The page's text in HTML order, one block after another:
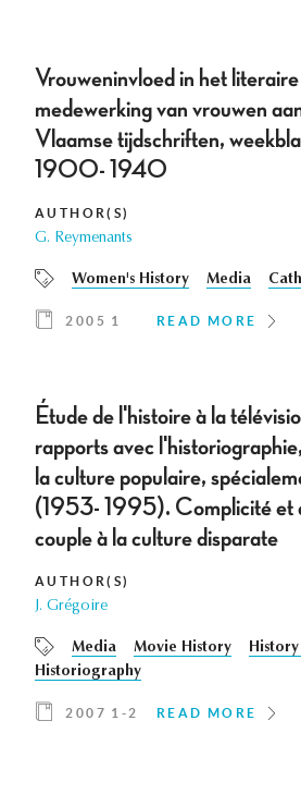
Vrouweninvloed in het
medewerking van vrouwen
Vlaamse tijdschriften,
1900- 1940
AUTHOR(S)
G. Reymenants
Women's History Media
2005 1 READ MORE
Étude de l'histoire à la
rapports avec
la culture populaire,
(1953- 1995). Complicité et
couple à la culture disparate
AUTHOR(S)
J. Grégoire
Media Movie History
Historiography
2007 1-2 READ MORE